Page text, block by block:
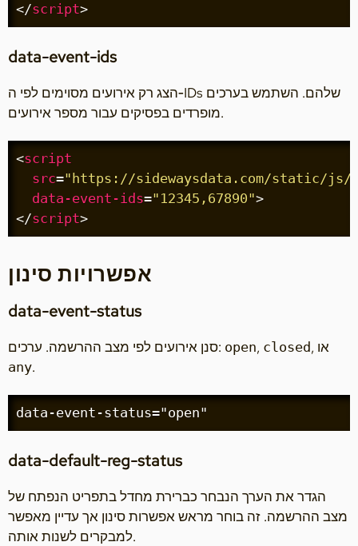
</script>
data-event-ids
הצג רק אירועים מסוימים לפי ה‑IDs שלהם. השתמש בערכים
מופרדים בפסיקים עבור מספר אירועים.
<script
src="https://sidewaysdata.com/static/js/
data-event-ids="12345,67890">
</script>
אפשרויות סינון
data-event-status
סנן אירועים לפי מצב ההרשמה. ערכים: open, closed , או
any.
data-event-status="open"
data-default-reg-status
הגדר את הערך הנבחר כברירת מחדל בתפריט הנפתח של
מצב ההרשמה. זה בוחר מראש אפשרות סינון אך עדיין מאפשר
למבקרים לשנות אותה.